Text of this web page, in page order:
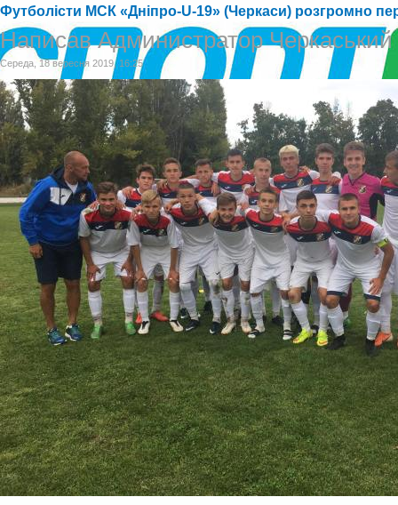
Футболісти МСК «Дніпро-U-19» (Черкаси) розгромно
Написав Администратор
Середа, 18 вересня 2019, 16:25